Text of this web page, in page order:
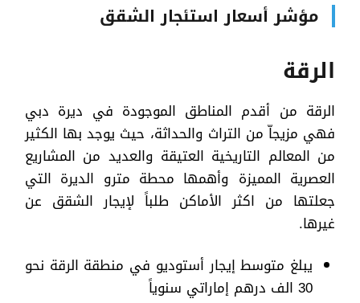
مؤشر أسعار استئجار الشقق
الرقة
الرقة من أقدم المناطق الموجودة في ديرة دبي
فهي مزيجاّ من التراث والحداثة، حيث يوجد بها الكثير
من المعالم التاريخية العتيقة والعديد من المشاريع
العصرية المميزة وأهمها محطة مترو الديرة التي
جعلتها من اكثر الأماكن طلباً لإيجار الشقق عن
غيرها.
يبلغ متوسط إيجار أستوديو في منطقة الرقة نحو
30 الف درهم إماراتي سنوياً